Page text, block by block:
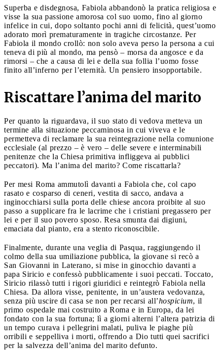
Superba e disdegnosa, Fabiola abbandonò la pratica religiosa e
visse la sua passione amorosa col suo uomo, fino al giorno
infelice in cui, dopo soltanto pochi anni di felicità, quest’uomo
adorato morì prematuramente in tragiche circostanze. Per
Fabiola il mondo crollò: non solo aveva perso la persona a cui
teneva di più al mondo, ma pensò – morsa da angosce e da
rimorsi – che a causa di lei e della sua follia l’uomo fosse
finito all’inferno per l’eternità. Un pensiero insopportabile.
Riscattare l’anima del marito
Per quanto la riguardava, il suo stato di vedova metteva un
termine alla situazione peccaminosa in cui viveva e le
permetteva di reclamare la sua reintegrazione nella comunione
ecclesiale (al prezzo – è vero – delle severe e interminabili
penitenze che la Chiesa primitiva infliggeva ai pubblici
peccatori). Ma l’anima del marito? Come riscattarla?
Per mesi Roma ammutolì davanti a Fabiola che, col capo
rasato e cosparso di ceneri, vestita di sacco, andava a
inginocchiarsi sulla porta delle chiese ancora proibite al suo
passo a supplicare fra le lacrime che i cristiani pregassero per
lei e per il suo povero sposo. Resa smunta dai digiuni,
emaciata dal pianto, era a stento riconoscibile.
Finalmente, durante una veglia di Pasqua, raggiungendo il
colmo della sua umiliazione pubblica, la giovane si recò a
San Giovanni in Laterano, si mise in ginocchio davanti a
papa Siricio e confessò pubblicamente i suoi peccati. Toccato,
Siricio rilassò tutti i rigori giuridici e reintegrò Fabiola nella
Chiesa. Da allora visse, penitente, in un’austera vedovanza,
senza più uscire di casa se non per recarsi all’hospicium, il
primo ospedale mai costruito a Roma e in Europa, da lei
fondato con la sua fortuna; lì a giorni alterni l’altera patrizia di
un tempo curava i pellegrini malati, puliva le piaghe più
orribili e seppelliva i morti, offrendo a Dio tutti quei sacrifici
per la salvezza dell’anima del marito defunto.